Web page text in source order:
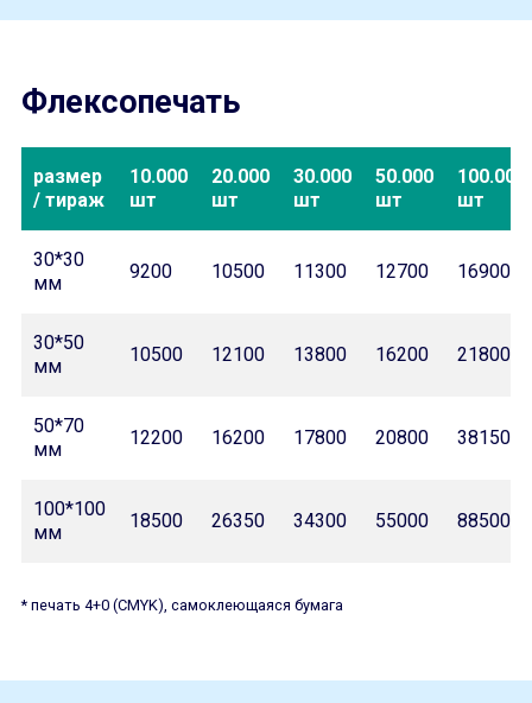
Флексопечать
размер
/ тираж
10.000
шт
20.000
шт
30.000
шт
50.000
шт
100.000
шт
30*30
мм
9200 10500 11300 12700 16900
30*50
мм
10500 12100 13800 16200 21800
50*70
мм
12200 16200 17800 20800 38150
100*100
мм
18500 26350 34300 55000 88500
* печать 4+0 (CMYK), самоклеющаяся бумага